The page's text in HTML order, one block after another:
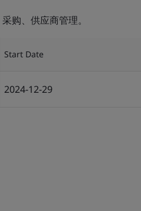
购、供应商管理。
Start Date
2024-12-29